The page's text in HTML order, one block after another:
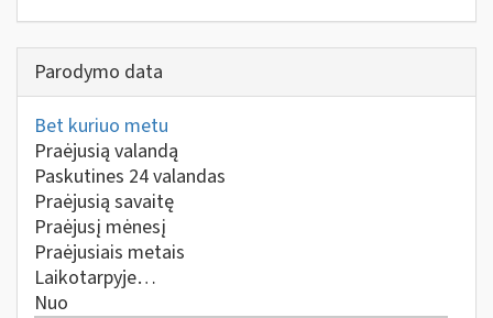
Parodymo data
Bet kuriuo metu
Praėjusią valandą
Paskutines 24 valandas
Praėjusią savaitę
Praėjusį mėnesį
Praėjusiais metais
Laikotarpyje…
Nuo